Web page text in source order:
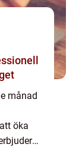
månad
öka